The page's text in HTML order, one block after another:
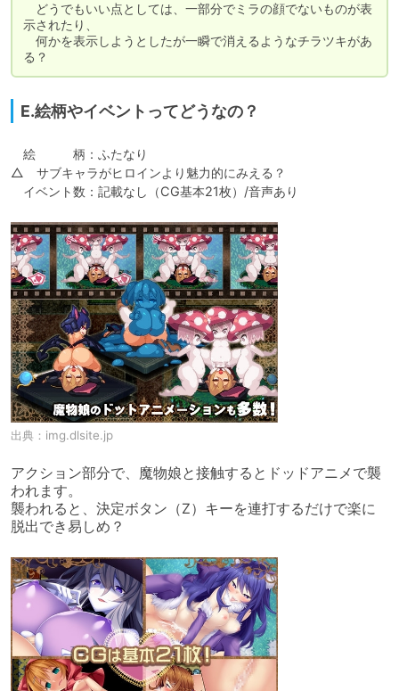
どうでもいい点としては、一部分でミラの顔でないものが表
示されたり、
何かを表示しようとしたが一瞬で消えるようなチラツキがあ
る？
E.絵柄やイベントってどうなの？
絵　　　柄：ふたなり
△　サブキャラがヒロインより魅力的にみえる？
イベント数：記載なし（CG基本21枚）/音声あり
出典： img.dlsite.jp
アクション部分で、魔物娘と接触するとドッドアニメで襲
われます。
襲われると、決定ボタン（Z）キーを連打するだけで楽に
脱出でき易しめ？